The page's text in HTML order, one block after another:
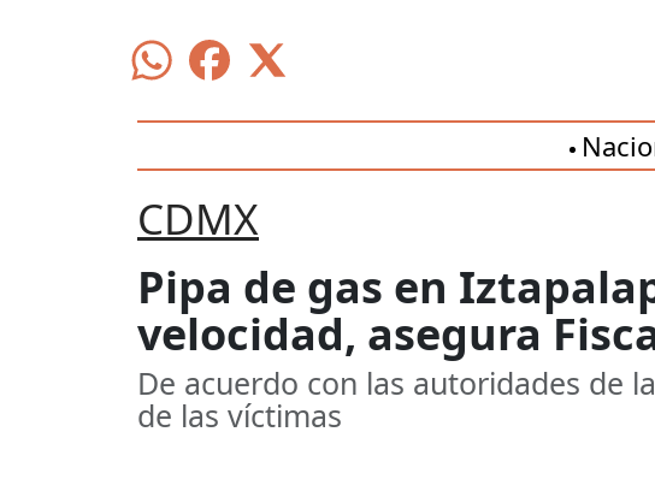
CDMX
Pipa de gas en
velocidad, asegura
De acuerdo con las autoridades de
de las víctimas